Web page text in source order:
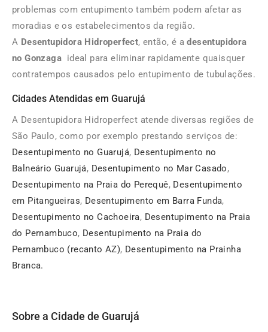
problemas com entupimento também podem afetar as
moradias e os estabelecimentos da região.
A Desentupidora Hidroperfect, então, é adesentupidora
no Gonzaga ideal para eliminar rapidamente quaisquer
contratempos causados pelo entupimento de tubulações.
Cidades Atendidas em Guarujá
A Desentupidora Hidroperfect atende diversas regiões de
São Paulo, como por exemplo prestando serviços de:
Desentupimento no Guarujá, Desentupimento no
Balneário Guarujá, Desentupimento no Mar Casado,
Desentupimento na Praia do Perequê, Desentupimento
em Pitangueiras, Desentupimento em Barra Funda,
Desentupimento no Cachoeira, Desentupimento na Praia
do Pernambuco, Desentupimento na Praia do
Pernambuco (recanto AZ), Desentupimento na Prainha
Branca.
Sobre a Cidade de Guarujá